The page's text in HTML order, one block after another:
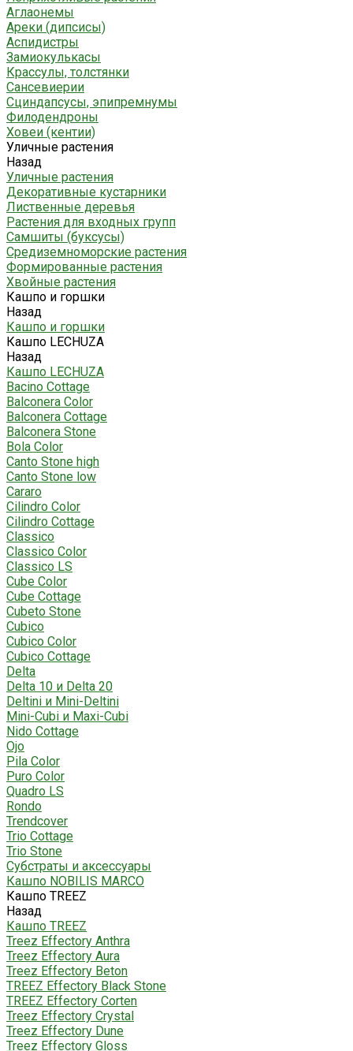
Аглаонемы
Ареки (дипсисы)
Аспидистры
Замиокулькасы
Крассулы, толстянки
Сансевиерии
Сциндапсусы, эпипремнумы
Филодендроны
Ховеи (кентии)
Уличные растения
Назад
Уличные растения
Декоративные кустарники
Лиственные деревья
Растения для входных групп
Самшиты (буксусы)
Средиземноморские растения
Формированные растения
Хвойные растения
Кашпо и горшки
Назад
Кашпо и горшки
Кашпо LECHUZA
Назад
Кашпо LECHUZA
Bacino Cottage
Balconera Color
Balconera Cottage
Balconera Stone
Bola Color
Canto Stone high
Canto Stone low
Cararo
Cilindro Color
Cilindro Cottage
Classico
Classico Color
Classico LS
Cube Color
Cube Cottage
Cubeto Stone
Cubico
Cubico Color
Cubico Cottage
Delta
Delta 10 и Delta 20
Deltini и Mini-Deltini
Mini-Cubi и Maxi-Cubi
Nido Cottage
Ojo
Pila Color
Puro Color
Quadro LS
Rondo
Trendcover
Trio Cottage
Trio Stone
Субстраты и аксессуары
Кашпо NOBILIS MARCO
Кашпо TREEZ
Назад
Кашпо TREEZ
Treez Effectory Anthra
Treez Effectory Aura
Treez Effectory Beton
TREEZ Effectory Black Stone
TREEZ Effectory Corten
Treez Effectory Crystal
Treez Effectory Dune
Treez Effectory Gloss